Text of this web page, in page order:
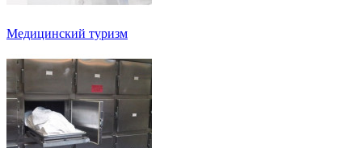
Медицинский туризм